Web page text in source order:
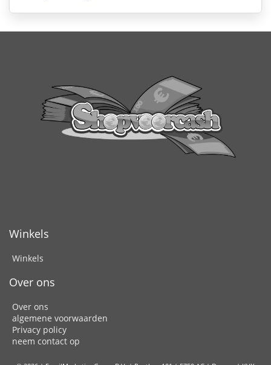
Winkels
Winkels
Over ons
Over ons
algemene voorwaarden
Privacy policy
neem contact op